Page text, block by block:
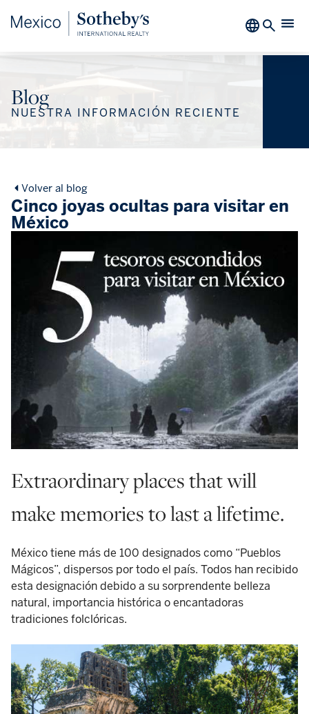
Blog
NUESTRA INFORMACIÓN RECIENTE
Volver al blog
Cinco joyas ocultas para visitar en
México
Extraordinary places that will
make memories to last a lifetime.
México tiene más de 100 designados como “Pueblos
Mágicos”, dispersos por todo el país. Todos han recibido
esta designación debido a su sorprendente belleza
natural, importancia histórica o encantadoras
tradiciones folclóricas.